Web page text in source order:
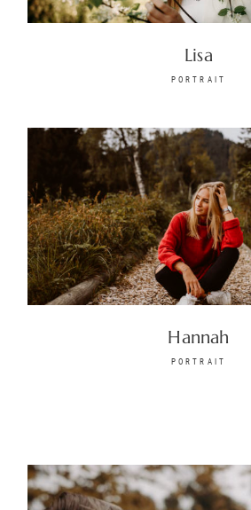
Lisa
PORTRAIT
Hannah
PORTRAIT